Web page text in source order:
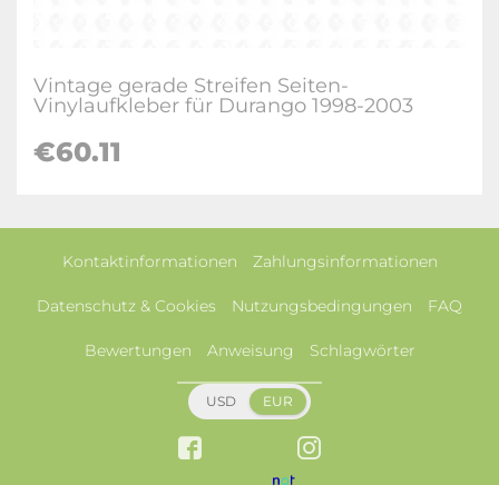
Vintage gerade Streifen Seiten-
Vinylaufkleber für Durango 1998-2003
€60.11
Kontaktinformationen Zahlungsinformationen
Datenschutz & Cookies Nutzungsbedingungen FAQ
Bewertungen Anweisung Schlagwörter
USD EUR